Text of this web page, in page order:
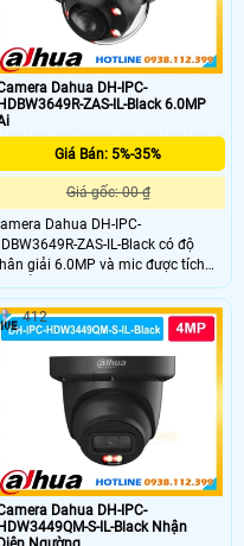
Dahua DH-IPC-
HDBW3649R-ZAS-IL-Black 6.0MP
Giá Bán: 5%-35%
Giá gốc: 00 ₫
Dahua DH-IPC-
ZAS-IL-Black có độ
giải 6.0MP và mic được tích
sẳn trong camera giám sát vừa
hình và âm thanh rỏ ràng. DH-
HDBW3649R-ZAS-IL-Black sử
dụng chip AI chuyên dụng giúp phát
hiện chuyển động chính sát tuyệt
Dahua DH-IPC-
S-IL-Black Nhận
412